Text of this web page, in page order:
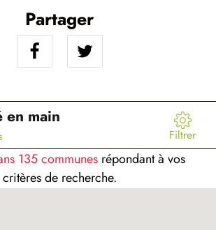
Partager
en main
Filtrer
135 communes répondant à vos
critères de recherche.